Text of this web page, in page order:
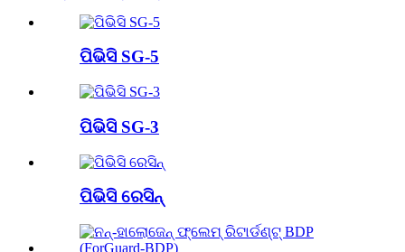
ପିଭିସି SG-5
ପିଭିସି SG-3
ପିଭିସି ରେସିନ୍